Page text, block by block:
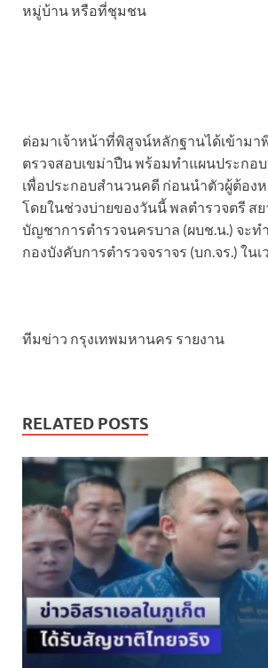
หมู่บ้าน หรือที่ชุมชน
ต่อมาเจ้าหน้าที่พิสูจน์หลักฐานได้เข้ามา
ตรวจสอบเขม่าปืน พร้อมทำแผนประกอ
เพื่อประกอบสำนวนคดี ก่อนนำตัวผู้ต้อง
โดยในช่วงบ่ายของวันนี้ พลตำรวจตรี ส
บัญชาการตำรวจนครบาล (ผบช.น.) จะท
กองบังคับการตำรวจจราจร (บก.จร.) ในเ
ทีมข่าว กรุงเทพมหานคร รายงาน
RELATED POSTS